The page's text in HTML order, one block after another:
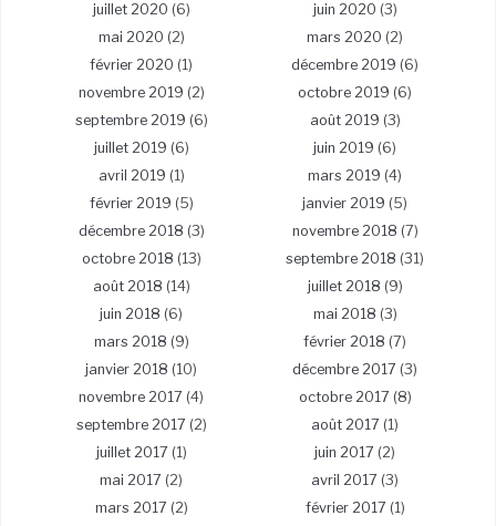
juillet 2020 (6) juin 2020 (3)
mai 2020 (2) mars 2020 (2)
février 2020 (1) décembre 2019 (6)
novembre 2019 (2) octobre 2019 (6)
septembre 2019 (6) août 2019 (3)
juillet 2019 (6) juin 2019 (6)
avril 2019 (1) mars 2019 (4)
février 2019 (5) janvier 2019 (5)
décembre 2018 (3) novembre 2018 (7)
octobre 2018 (13) septembre 2018 (31)
août 2018 (14) juillet 2018 (9)
juin 2018 (6) mai 2018 (3)
mars 2018 (9) février 2018 (7)
janvier 2018 (10) décembre 2017 (3)
novembre 2017 (4) octobre 2017 (8)
septembre 2017 (2) août 2017 (1)
juillet 2017 (1) juin 2017 (2)
mai 2017 (2) avril 2017 (3)
mars 2017 (2) février 2017 (1)